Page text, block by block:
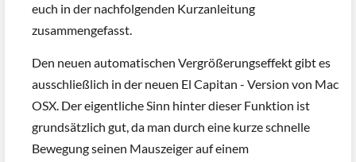
euch in der nachfolgenden Kurzanleitung
zusammengefasst.
Den neuen automatischen Vergrößerungseffekt gibt es
ausschließlich in der neuen El Capitan - Version von Mac
OSX. Der eigentliche Sinn hinter dieser Funktion ist
grundsätzlich gut, da man durch eine kurze schnelle
Bewegung seinen Mauszeiger auf einem